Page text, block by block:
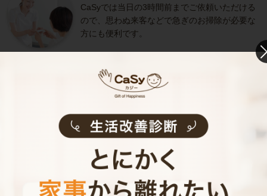
CaSyでは当日の3時間前までご依頼いただける
ので、思わぬ来客などで急ぎのお掃除が必要な
方にも便利です。
きめ細やかなサービス
選考をクリアし、研修を修了したキャストがサ
ービスを実施。お客様のご要望に沿ったきめ細
やかなサービスで、健やかな生活をサポートし
ます。
お掃除代行のサービス内容